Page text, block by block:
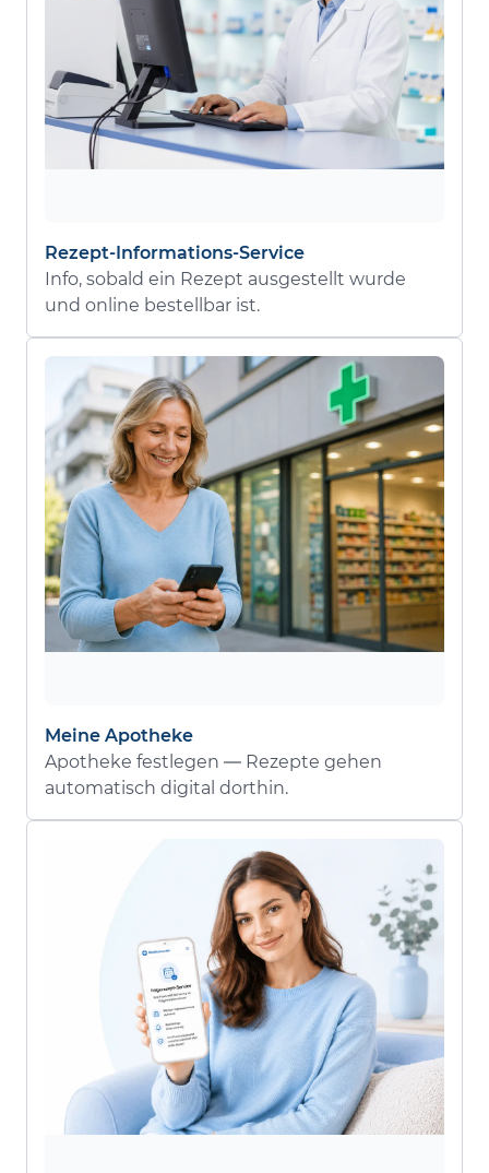
Rezept-Informations-Service
Info, sobald ein Rezept ausgestellt wurde
und online bestellbar ist.
Meine Apotheke
Apotheke festlegen — Rezepte gehen
automatisch digital dorthin.